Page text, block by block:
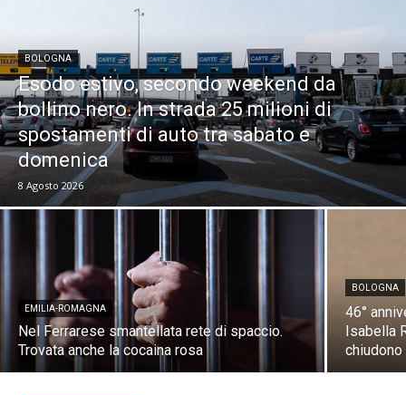
BOLOGNA
Esodo estivo, secondo weekend da
bollino nero. In strada 25 milioni di
spostamenti di auto tra sabato e
domenica
8 Agosto 2026
EMILIA-ROMAGNA
Nel Ferrarese smantellata rete di spaccio.
Trovata anche la cocaina rosa
BOLOGNA
46°
Isabella
chiudono